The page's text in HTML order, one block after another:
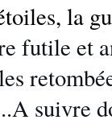
la
futile et
suivre